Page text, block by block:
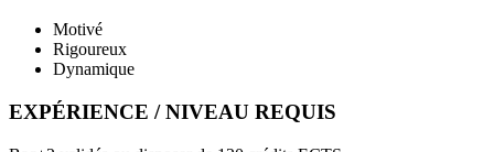
Motivé
Rigoureux
Dynamique
EXPÉRIENCE / NIVEAU REQUIS